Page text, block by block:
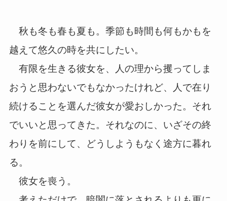
秋も冬も春も夏も。季節も時間も何もかもを
越えて悠久の時を共にしたい。
有限を生きる彼女を、人の理から攫ってしま
おうと思わないでもなかったけれど、人で在り
続けることを選んだ彼女が愛おしかった。それ
でいいと思ってきた。それなのに、いざその終
わりを前にして、どうしようもなく途方に暮れ
る。
彼女を喪う。